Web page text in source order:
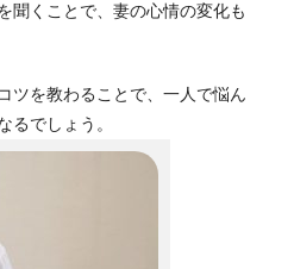
聞くことで、妻の心情の変化も
ツを教わることで、一人で悩ん
るでしょう。